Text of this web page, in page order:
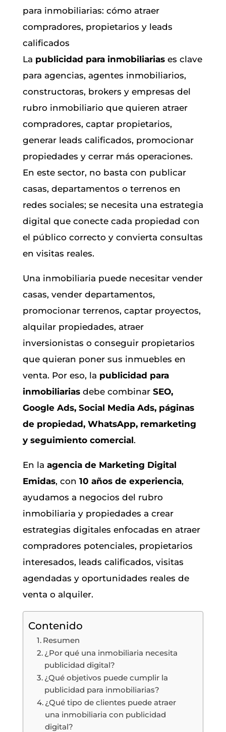
para inmobiliarias: cómo atraer
compradores, propietarios y leads
calificados
La publicidad para inmobiliariases clave
para agencias, agentes inmobiliarios,
constructoras, brokers y empresas del
rubro inmobiliario que quieren atraer
compradores, captar propietarios,
generar leads calificados, promocionar
propiedades y cerrar más operaciones.
En este sector, no basta con publicar
casas, departamentos o terrenos en
redes sociales; se necesita una estrategia
digital que conecte cada propiedad con
el público correcto y convierta consultas
en visitas reales.
Una inmobiliaria puede necesitar vender
casas, vender departamentos,
promocionar terrenos, captar proyectos,
alquilar propiedades, atraer
inversionistas o conseguir propietarios
que quieran poner sus inmuebles en
venta. Por eso, la publicidad para
inmobiliariasdebe combinar SEO,
Google Ads, Social Media Ads, páginas
de propiedad, WhatsApp, remarketing
y seguimiento comercial.
En la agencia de Marketing Digital
Emidas, con 10 años de experiencia,
ayudamos a negocios del rubro
inmobiliaria y propiedades a crear
estrategias digitales enfocadas en atraer
compradores potenciales, propietarios
interesados, leads calificados, visitas
agendadas y oportunidades reales de
venta o alquiler.
Contenido
Resumen
¿Por qué una inmobiliaria necesita
publicidad digital?
¿Qué objetivos puede cumplir la
publicidad para inmobiliarias?
¿Qué tipo de clientes puede atraer
una inmobiliaria con publicidad
digital?